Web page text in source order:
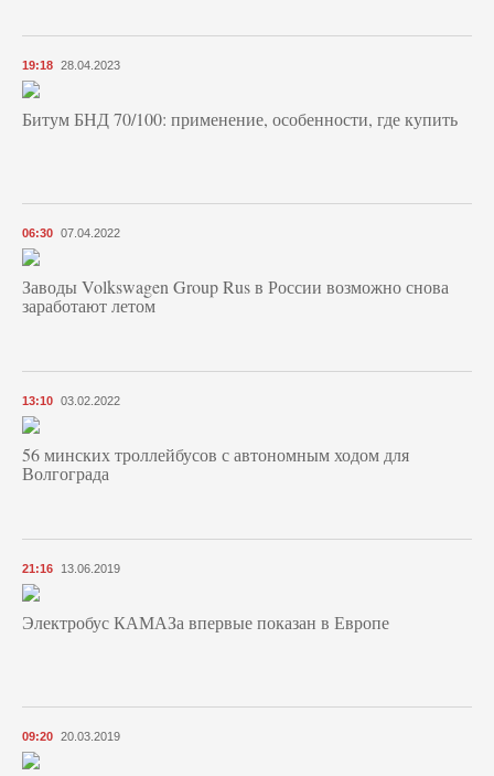
19:18 28.04.2023
Битум БНД 70/100: применение, особенности, где купить
06:30 07.04.2022
Заводы Volkswagen Group Rus в России возможно снова
заработают летом
13:10 03.02.2022
56 минских троллейбусов с автономным ходом для
Волгограда
21:16 13.06.2019
Электробус КАМАЗа впервые показан в Европе
09:20 20.03.2019